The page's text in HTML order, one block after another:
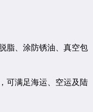
脂、涂防锈油、真空包
可满足海运、空运及陆